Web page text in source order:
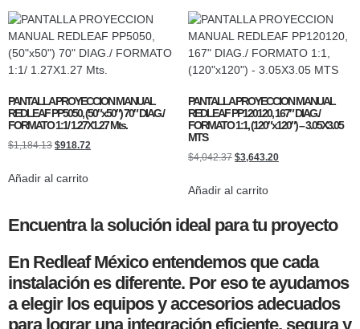
PANTALLA PROYECCION MANUAL
REDLEAF PP5050, (50″x50″) 70″ DIAG./
FORMATO 1:1/ 1.27X1.27 Mts.
$1,184.13 $918.72
Añadir al carrito
PANTALLA PROYECCION MANUAL
REDLEAF PP120120, 167″ DIAG./
FORMATO 1:1, (120″x120″) – 3.05X3.05
MTS
$4,042.37 $3,643.20
Añadir al carrito
Encuentra la solución ideal para tu proyecto
En Redleaf México entendemos que cada
instalación es diferente. Por eso te ayudamos
a elegir los equipos y accesorios adecuados
para lograr una integración eficiente, segura y